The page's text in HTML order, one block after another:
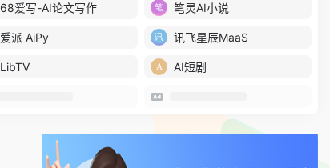
68爱写-AI论文写作 笔灵AI小说
爱派 AiPy 讯飞星辰MaaS
LibTV AI短剧